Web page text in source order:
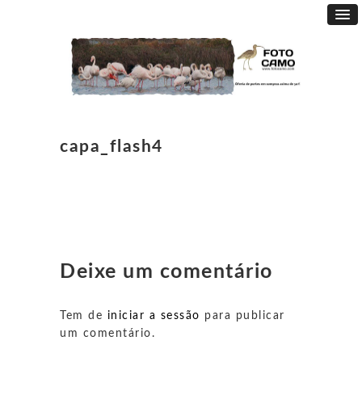
capa_flash4
Deixe um comentário
Tem de iniciar a sessão para publicar
um comentário.